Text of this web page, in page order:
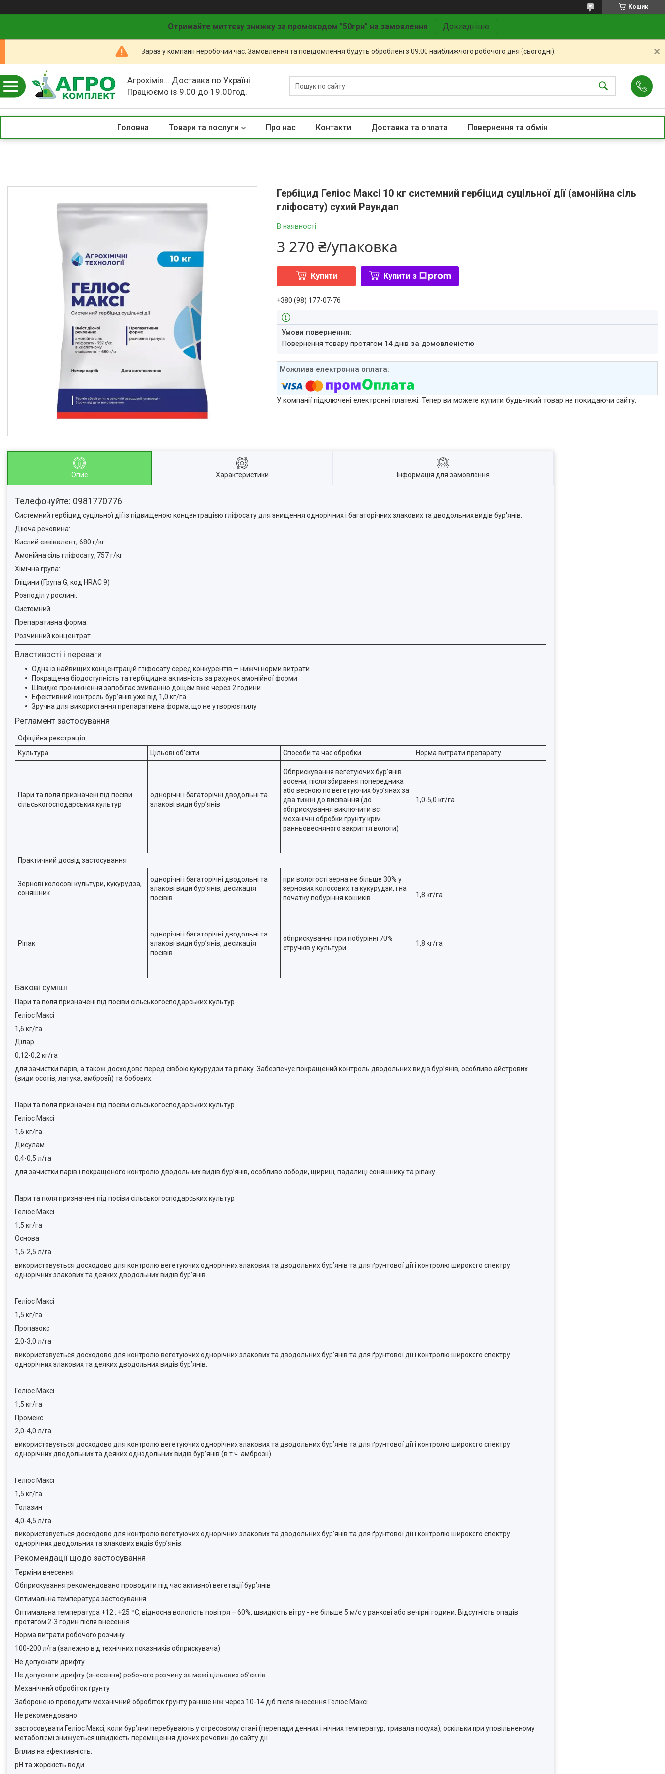
Кошик
Отримайте миттєву знижку за промокодом "50грн" на замовлення Докладніше
Зараз у компанії неробочий час. Замовлення та повідомлення будуть оброблені з 09:00 найближчого робочого дня (сьогодні).
Агрохімія... Доставка по Україні.
Працюємо із 9.00 до 19.00год.
Головна Товари та послуги Про нас Контакти Доставка та оплата Повернення та обмін
Гербіцид Геліос Максі 10 кг системний гербіцид суцільної дії (амонійна сіль
гліфосату) сухий Раундап
В наявності
3 270 ₴/упаковка
Купити Купити з
+380 (98) 177-07-76
повернення товару протягом 14 днівза домовленістю
У компанії підключені електронні платежі. Тепер ви можете купити будь-який товар не покидаючи сайту.
Опис Характеристики Інформація для замовлення
Телефонуйте: 0981770776
Системний гербіцид суцільної дії із підвищеною концентрацією гліфосату для знищення однорічних і багаторічних злакових та дводольних видів бур'янів.
Діюча речовина:
Кислий еквівалент, 680 г/кг
Амонійна сіль гліфосату, 757 г/кг
Хімічна група:
Гліцини (Група G, код HRAC 9)
Розподіл у рослині:
Системний
Препаративна форма:
Розчинний концентрат
Властивості і переваги
Одна із найвищих концентрацій гліфосату серед конкурентів — нижчі норми витрати
Покращена біодоступність та гербіцидна активність за рахунок амонійної форми
Швидке проникнення запобігає змиванню дощем вже через 2 години
Ефективний контроль бур’янів уже від 1,0 кг/га
Зручна для використання препаративна форма, що не утворює пилу
Регламент застосування
Офіційна реєстрація
Культура
Цільові обʼєкти Способи та час обробки Норма витрати препарату
Пари та поля призначені під посіви
сільськогосподарських культур
однорічні і багаторічні дводольні та
злакові види бур’янів
Обприскування вегетуючих бур’янів
восени, після збирання попередника
або весною по вегетуючих бур’янах за
два тижні до висівання (до
обприскування виключити всі
механічні обробки грунту крім
ранньовесняного закриття вологи)
1,0-5,0 кг/га
Практичний досвід застосування
Зернові колосові культури, кукурудза,
соняшник
однорічні і багаторічні дводольні та
злакові види бур’янів, десикація
посівів
при вологості зерна не більше 30% у
зернових колосових та кукурудзи, і на
початку побуріння кошиків
1,8 кг/га
Ріпак
однорічні і багаторічні дводольні та
злакові види бур’янів, десикація
посівів
обприскування при побурінні 70%
стручків у культури
1,8 кг/га
Бакові суміші
Пари та поля призначені під посіви сільськогосподарських культур
Геліос Максі
1,6 кг/га
Ділар
0,12-0,2 кг/га
для зачистки парів, а також досходово перед сівбою кукурудзи та ріпаку. Забезпечує покращений контроль дводольних видів бур’янів, особливо айстрових
(види осотів, латука, амброзії) та бобових.
Пари та поля призначені під посіви сільськогосподарських культур
Геліос Максі
1,6 кг/га
Дисулам
0,4-0,5 л/га
для зачистки парів і покращеного контролю дводольних видів бур’янів, особливо лободи, щириці, падалиці соняшнику та ріпаку
Пари та поля призначені під посіви сільськогосподарських культур
Геліос Максі
1,5 кг/га
Основа
1,5-2,5 л/га
використовується досходово для контролю вегетуючих однорічних злакових та дводольних бур’янів та для ґрунтової дії і контролю широкого спектру
однорічних злакових та деяких дводольних видів бур’янів.
Геліос Максі
1,5 кг/га
Пропазокс
2,0-3,0 л/га
використовується досходово для контролю вегетуючих однорічних злакових та дводольних бур’янів та для ґрунтової дії і контролю широкого спектру
однорічних злакових та деяких дводольних видів бур’янів.
Геліос Максі
1,5 кг/га
Промекс
2,0-4,0 л/га
використовується досходово для контролю вегетуючих однорічних злакових та дводольних бур’янів та для ґрунтової дії і контролю широкого спектру
однорічних дводольних та деяких однодольних видів бур’янів (в т.ч. амброзії).
Геліос Максі
1,5 кг/га
Толазин
4,0-4,5 л/га
використовується досходово для контролю вегетуючих однорічних злакових та дводольних бур’янів та для ґрунтової дії і контролю широкого спектру
однорічних дводольних та злакових видів бур’янів.
Рекомендації щодо застосування
Терміни внесення
Обприскування рекомендовано проводити під час активної вегетації бур’янів
Оптимальна температура застосування
Оптимальна температура +12…+25 ºС, відносна вологість повітря – 60%, швидкість вітру - не більше 5 м/с у ранкові або вечірні години. Відсутність опадів
протягом 2-3 годин після внесення
Норма витрати робочого розчину
100-200 л/га (залежно від технічних показників обприскувача)
Не допускати дрифту
Не допускати дрифту (знесення) робочого розчину за межі цільових об’єктів
Механічний обробіток ґрунту
Заборонено проводити механічний обробіток ґрунту раніше ніж через 10-14 діб після внесення Геліос Максі
Не рекомендовано
застосовувати Геліос Максі, коли бур’яни перебувають у стресовому стані (перепади денних і нічних температур, тривала посуха), оскільки при уповільненому
метаболізмі знижується швидкість переміщення діючих речовин до сайту дії.
Вплив на ефективність.
pH та жорскість води